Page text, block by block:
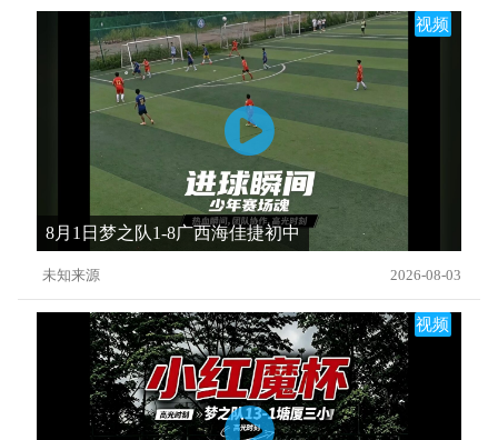
视频
8月1日梦之队1-8广西海佳捷初中
未知来源 2026-08-03
视频